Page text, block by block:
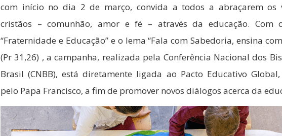
com início no dia 2 de março, convida a todos a abraçarem os
cristãos – comunhão, amor e fé – através da educação. Com
“Fraternidade e Educação” e o lema “Fala com Sabedoria, ensina
(Pr 31,26) , a campanha, realizada pela Conferência Nacional dos
Brasil (CNBB), está diretamente ligada ao Pacto Educativo
pelo Papa Francisco, a fim de promover novos diálogos acerca da